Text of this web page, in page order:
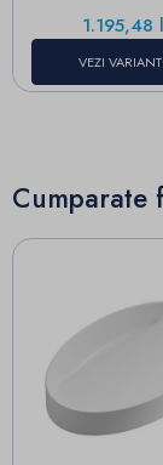
Pret
1.195,48
VEZI
Cumparate